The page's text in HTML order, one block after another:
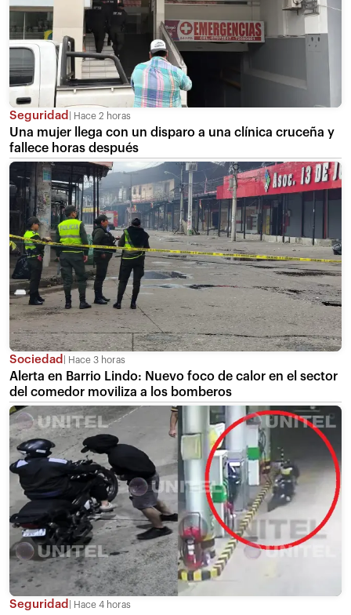
Seguridad Hace 2 horas
Una mujer llega con un disparo a una clínica cruceña y
fallece horas después
Sociedad Hace 3 horas
Alerta en Barrio Lindo: Nuevo foco de calor en el sector
del comedor moviliza a los bomberos
Seguridad Hace 4 horas